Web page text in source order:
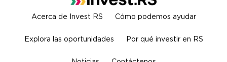
Acerca de Invest RS Cómo podemos ayudar
Explora las oportunidades Por qué investir en RS